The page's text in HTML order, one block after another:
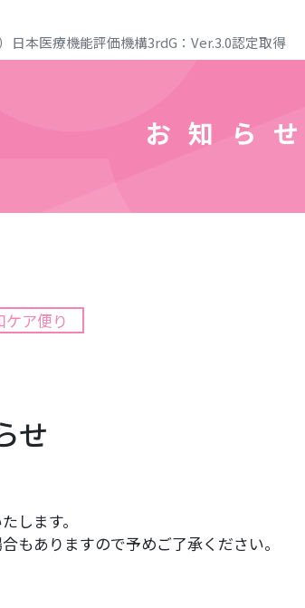
）日本医療機能評価機構3rdG：Ver.3.0認定取得
お知らせ
ケア便り
せ
します。
もありますので予めご了承ください。